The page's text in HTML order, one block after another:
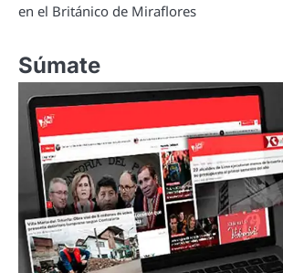
en el Británico de Miraflores
Súmate